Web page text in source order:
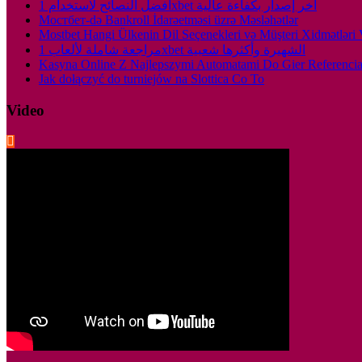
أفضل النصائح لاستخدام 1xbet أخر إصدار بكفاءة عالية
Мостбет-də Bankroll İdarəetməsi üzrə Məsləhətlər
Mostbet Hangi Ülkenin Dil Seçenekleri və Müşteri Xidmətləri
مراجعة شاملة لألعاب 1xbet الشهيرة وأكثرها شعبية
Kasyna Online Z Najlepszymi Automatami Do Gier
Jak dołączyć do turniejów na Slottica Co To
Video